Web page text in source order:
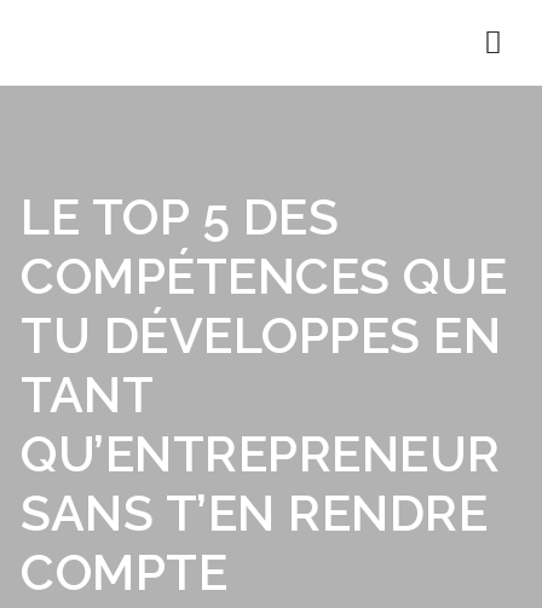
LE TOP 5 DES
COMPÉTENCES QUE
TU DÉVELOPPES EN
TANT
QU’ENTREPRENEUR
SANS T’EN RENDRE
COMPTE